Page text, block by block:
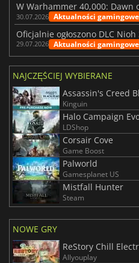
30.07.2026 Aktualności gamingowe
Oficjalnie ogłoszono DLC
29.07.2026 Aktualności gamingowe
NAJCZĘŚCIEJ WYBIERANE
Assassin's Creed
Kinguin
Halo Campaign
LDShop
Corsair Cove
Game Boost
Palworld
Gamesplanet US
Mistfall Hunter
Steam
NOWE GRY
ReStory Chill
Allyouplay